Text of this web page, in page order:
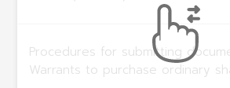
Procedures for submitting
Warrants to purchase ordinary